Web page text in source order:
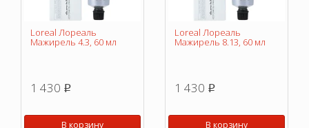
Loreal Лореаль
Мажирель 4.3, 60 мл
1 430 p
В корзину
Loreal Лореаль
Мажирель 8.13, 60 мл
1 430 p
В корзину